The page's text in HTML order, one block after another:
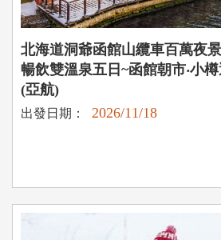
北海道洞爺函館山纜車百萬夜
暢飲雙溫泉五日~函館朝市‧小
(亞航)
出發日期： 2026/11/18